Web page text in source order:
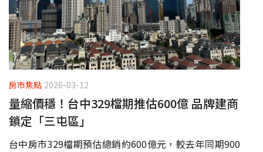
房市焦點 2026-03-12
量縮價穩！台中329檔期推估600億 品牌建商
鎖定「三屯區」
台中房市329檔期預估總銷約600億元，較去年同期900